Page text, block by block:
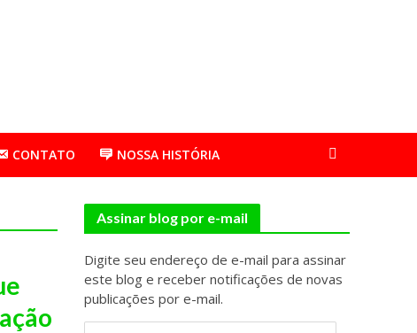
CONTATO NOSSA HISTÓRIA
Assinar blog por e-mail
Digite seu endereço de e-mail para assinar
este blog e receber notificações de novas
publicações por e-mail.